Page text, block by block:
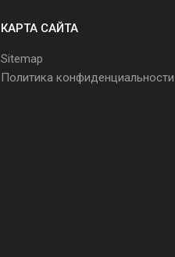
КАРТА САЙТА
Sitemap
Политика конфиденциальности